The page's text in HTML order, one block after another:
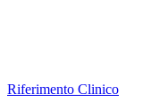
Riferimento Clinico